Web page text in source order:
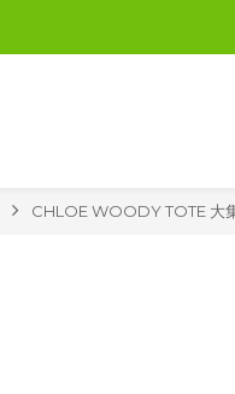
CHLOE WOODY TOTE 大